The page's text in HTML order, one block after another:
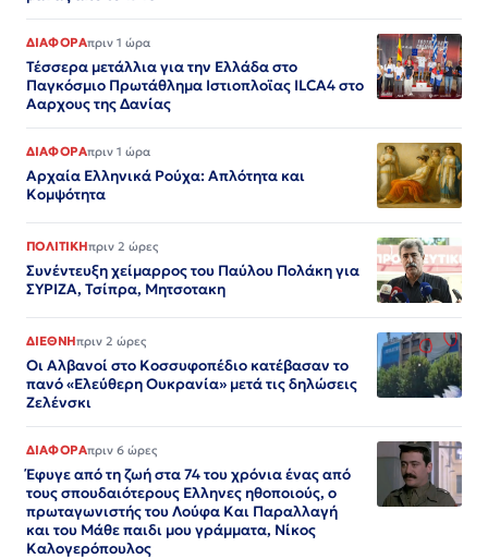
ΔΙΑΦΟΡΑπριν 1 ώρα
Τέσσερα μετάλλια για την Ελλάδα στο
Παγκόσμιο Πρωτάθλημα Ιστιοπλοϊας ILCA4 στο
Ααρχους της Δανίας
ΔΙΑΦΟΡΑπριν 1 ώρα
Αρχαία Ελληνικά Ρούχα: Απλότητα και
Κομψότητα
ΠΟΛΙΤΙΚΗπριν 2 ώρες
Συνέντευξη χείμαρρος του Παύλου Πολάκη για
ΣΥΡΙΖΑ, Τσίπρα, Μητσοτακη
ΔΙΕΘΝΗπριν 2 ώρες
Οι Αλβανοί στο Κοσσυφοπέδιο κατέβασαν το
πανό «Ελεύθερη Ουκρανία» μετά τις δηλώσεις
Ζελένσκι
ΔΙΑΦΟΡΑπριν 6 ώρες
Έφυγε από τη ζωή στα 74 του χρόνια ένας από
τους σπουδαιότερους Ελληνες ηθοποιούς, ο
πρωταγωνιστής του Λούφα Και Παραλλαγή
και του Μάθε παιδι μου γράμματα, Νίκος
Καλογερόπουλος